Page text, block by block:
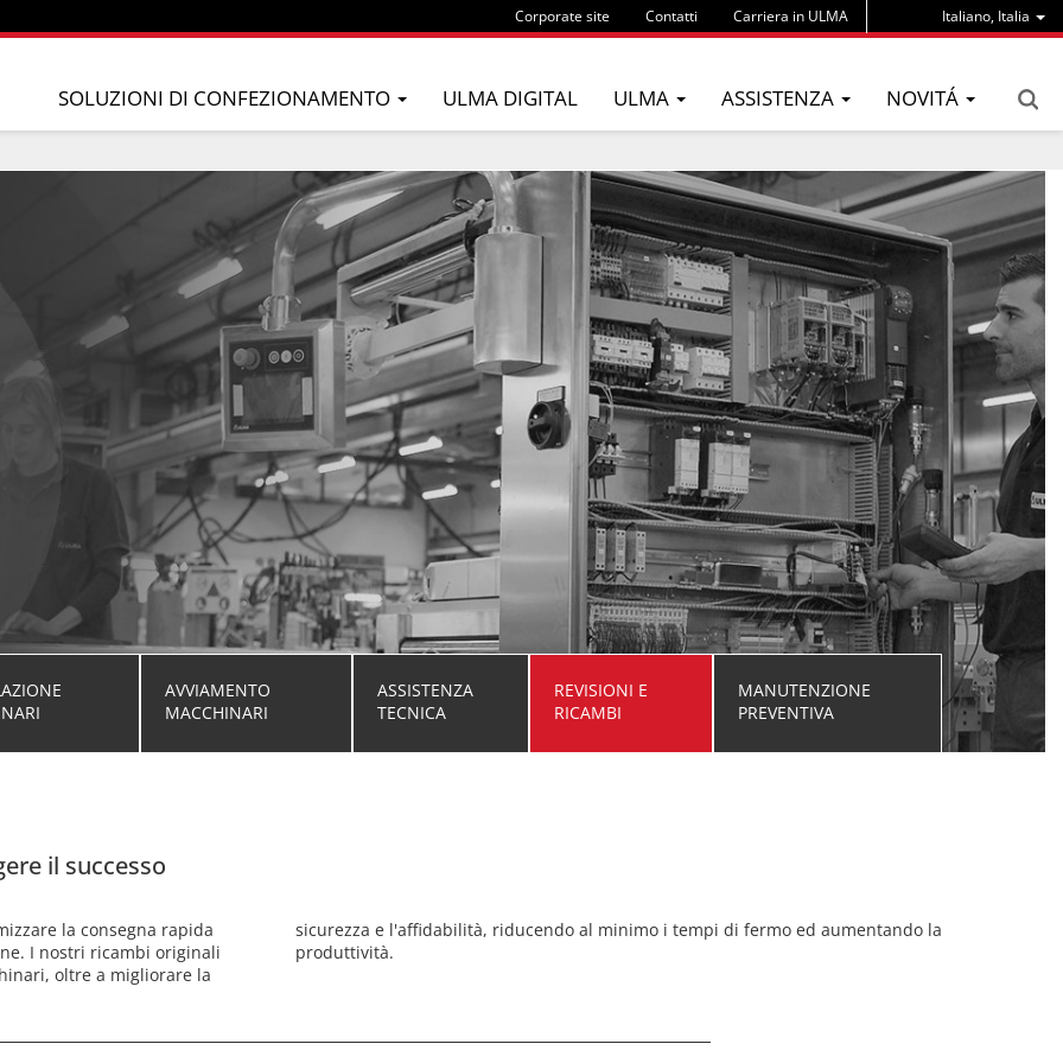
Italiano, Italia
Corporate site Contatti Carriera in ULMA
SOLUZIONI DI CONFEZIONAMENTO ULMA DIGITAL ULMA ASSISTENZA NOVITÁ
AVVIAMENTO
MACCHINARI
ASSISTENZA
TECNICA
REVISIONI E
RICAMBI
MANUTENZIONE
PREVENTIVA
il successo
la consegna rapida
I nostri ricambi originali
oltre a migliorare la
fermo ed aumentando la
produttività.